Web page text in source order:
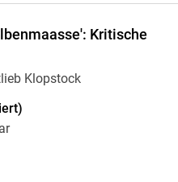
Kritische
Klopstock